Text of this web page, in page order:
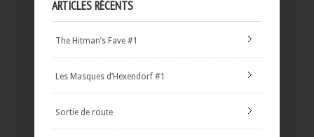
ARTICLES RÉCENTS
The Hitman’s Fave #1
Les Masques d’Hexendorf #1
Sortie de route